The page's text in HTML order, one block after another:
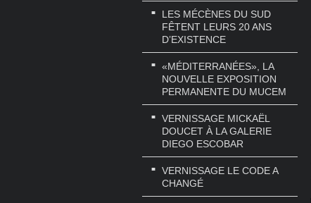
LES MÉCÈNES DU SUD
FÊTENT LEURS 20 ANS
D’EXISTENCE
«MÉDITERRANÉES», LA
NOUVELLE EXPOSITION
PERMANENTE DU MUCEM
VERNISSAGE MICKAËL
DOUCET À LA GALERIE
DIEGO ESCOBAR
VERNISSAGE LE CODE A
CHANGÉ